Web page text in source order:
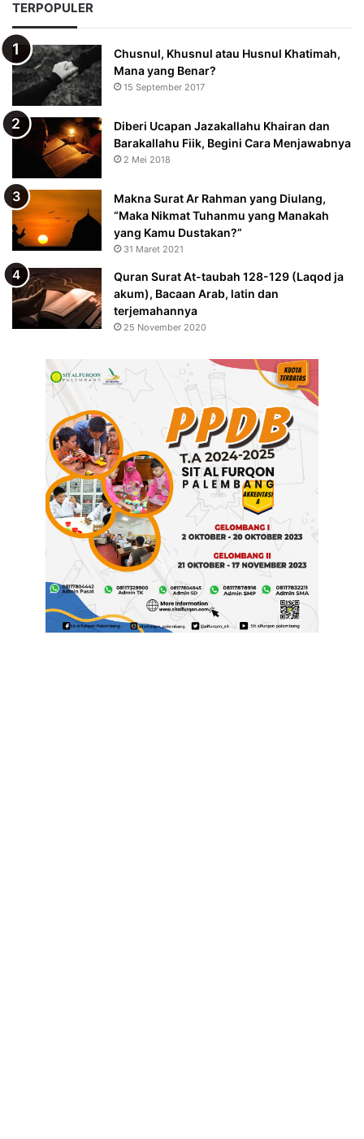
TERPOPULER
Chusnul, Khusnul atau Husnul Khatimah,
Mana yang Benar?
15 September 2017
Diberi Ucapan Jazakallahu Khairan dan
Barakallahu Fiik, Begini Cara Menjawabnya
2 Mei 2018
Makna Surat Ar Rahman yang Diulang,
“Maka Nikmat Tuhanmu yang Manakah
yang Kamu Dustakan?”
31 Maret 2021
Quran Surat At-taubah 128-129 (Laqod ja
akum), Bacaan Arab, latin dan
terjemahannya
25 November 2020